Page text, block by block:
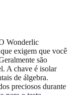
Wonderlic
exigem que você
são
A chave é isolar
de álgebra.
preciosos durante